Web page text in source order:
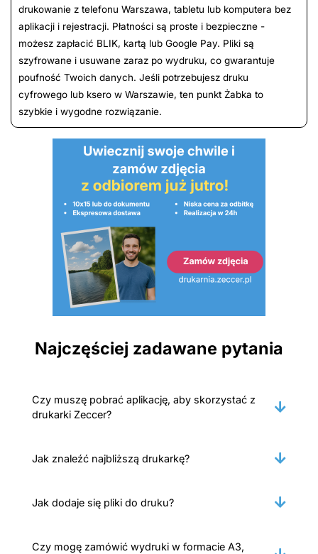
drukowanie z telefonu Warszawa, tabletu lub komputera bez
aplikacji i rejestracji. Płatności są proste i bezpieczne -
możesz zapłacić BLIK, kartą lub Google Pay. Pliki są
szyfrowane i usuwane zaraz po wydruku, co gwarantuje
poufność Twoich danych. Jeśli potrzebujesz druku
cyfrowego lub ksero w Warszawie, ten punkt Żabka to
szybkie i wygodne rozwiązanie.
Najczęściej zadawane pytania
Czy muszę pobrać aplikację, aby skorzystać z
drukarki Zeccer?
Jak znaleźć najbliższą drukarkę?
Jak dodaje się pliki do druku?
Czy mogę zamówić wydruki w formacie A3,